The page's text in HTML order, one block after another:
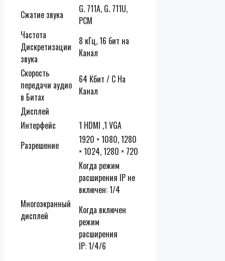
Сжатие звука
G. 711A, G. 711U,
PCM
Частота
Дискретизации
звука
8 кГц, 16 бит на
Канал
Скорость
передачи аудио
в Битах
64 Кбит / С На
Канал
Дисплей
Интерфейс
1 HDMI ,1 VGA
Разрешение
1920 × 1080, 1280
× 1024, 1280 × 720
Многоэкранный
дисплей
Когда режим
расширения IP не
включен:1/4
Когда включен
режим
расширения
IP:1/4/6